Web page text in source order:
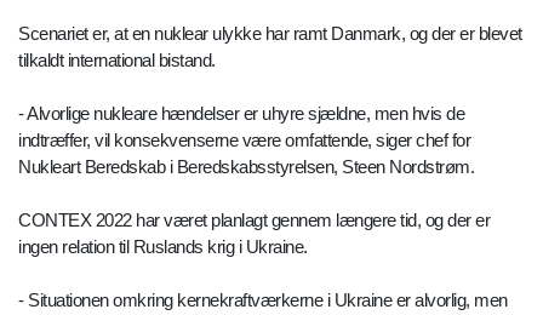
Scenariet er, at en nuklear ulykke har ramt Danmark, og der er blevet
tilkaldt international bistand.
- Alvorlige nukleare hændelser er uhyre sjældne, men hvis de
indtræffer, vil konsekvenserne være omfattende, siger chef for
Nukleart Beredskab i Beredskabsstyrelsen, Steen Nordstrøm.
CONTEX 2022 har været planlagt gennem længere tid, og der er
ingen relation til Ruslands krig i Ukraine.
- Situationen omkring kernekraftværkerne i Ukraine er alvorlig, men